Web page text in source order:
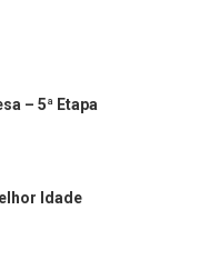
– 5ª Etapa
Idade